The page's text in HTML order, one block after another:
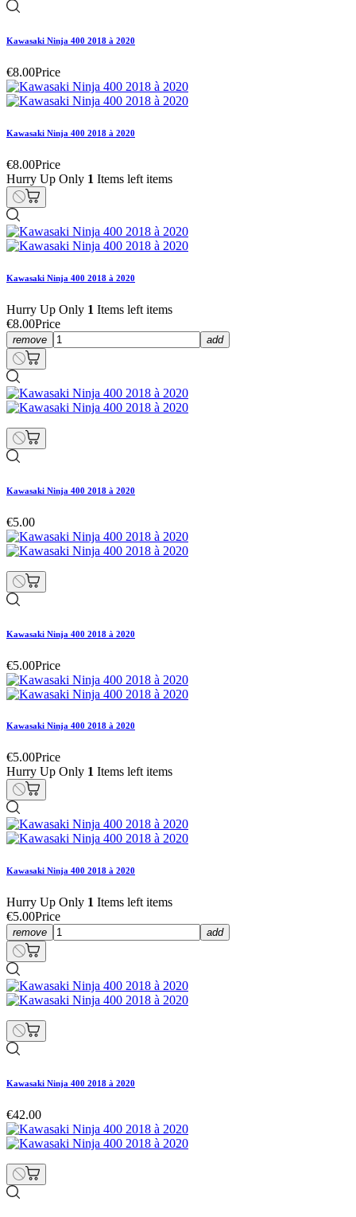
Kawasaki Ninja 400 2018 à 2020
€8.00Price
Kawasaki Ninja 400 2018 à 2020
€8.00Price
Hurry Up Only 1 Items left items
Kawasaki Ninja 400 2018 à 2020
Hurry Up Only 1 Items left items
€8.00Price
remove add
Kawasaki Ninja 400 2018 à 2020
€5.00
Kawasaki Ninja 400 2018 à 2020
€5.00Price
Kawasaki Ninja 400 2018 à 2020
€5.00Price
Hurry Up Only 1 Items left items
Kawasaki Ninja 400 2018 à 2020
Hurry Up Only 1 Items left items
€5.00Price
remove add
Kawasaki Ninja 400 2018 à 2020
€42.00